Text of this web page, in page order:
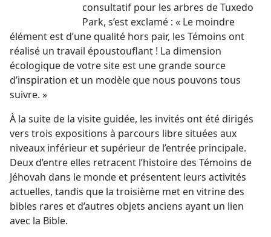
consultatif pour les arbres de Tuxedo
Park, s’est exclamé : « Le moindre
élément est d’une qualité hors pair, les Témoins ont
réalisé un travail époustouflant ! La dimension
écologique de votre site est une grande source
d’inspiration et un modèle que nous pouvons tous
suivre. »
À la suite de la visite guidée, les invités ont été dirigés
vers trois expositions à parcours libre situées aux
niveaux inférieur et supérieur de l’entrée principale.
Deux d’entre elles retracent l’histoire des Témoins de
Jéhovah dans le monde et présentent leurs activités
actuelles, tandis que la troisième met en vitrine des
bibles rares et d’autres objets anciens ayant un lien
avec la Bible.